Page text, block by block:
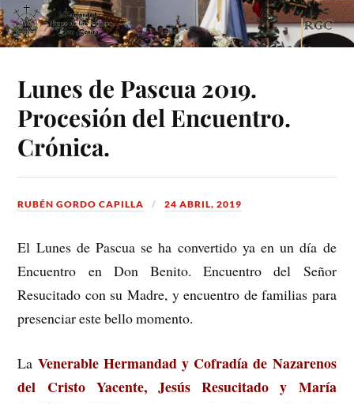
Lunes de Pascua 2019.
Procesión del Encuentro.
Crónica.
RUBÉN GORDO CAPILLA 24 ABRIL, 2019
El Lunes de Pascua se ha convertido ya en un día de
Encuentro en Don Benito. Encuentro del Señor
Resucitado con su Madre, y encuentro de familias para
presenciar este bello momento.
La Venerable Hermandad y Cofradía de Nazarenos
del Cristo Yacente, Jesús Resucitado y María